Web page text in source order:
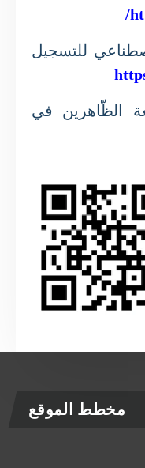
للتسجيل
الظّاهرين في
مخطط الموقع